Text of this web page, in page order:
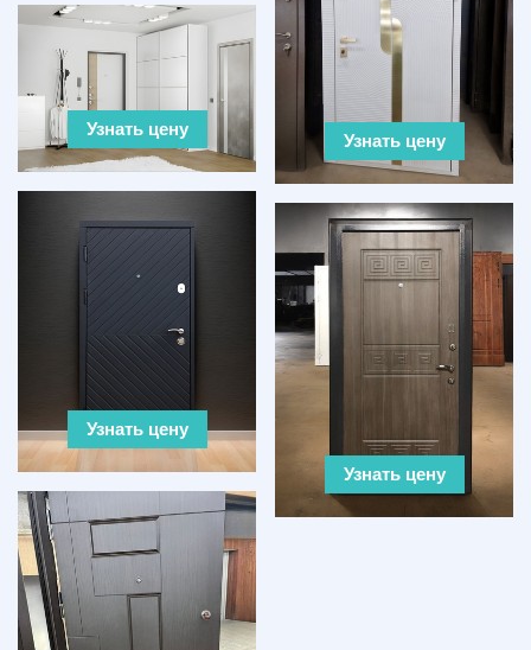
Узнать цену
Узнать цену
Узнать цену
Узнать цену